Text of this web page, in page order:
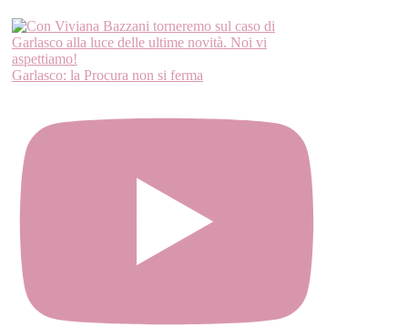
Garlasco: la Procura non si ferma